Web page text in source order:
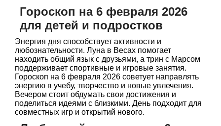
Гороскоп на 6 февраля 2026
для детей и подростков
Энергия дня способствует активности и
любознательности. Луна в Весах помогает
находить общий язык с друзьями, а трин с Марсом
поддерживает спортивные и игровые занятия.
Гороскоп на 6 февраля 2026 советует направлять
энергию в учебу, творчество и новые увлечения.
Вечером стоит обдумать свои достижения и
поделиться идеями с близкими. День подходит для
совместных игр и открытий нового.